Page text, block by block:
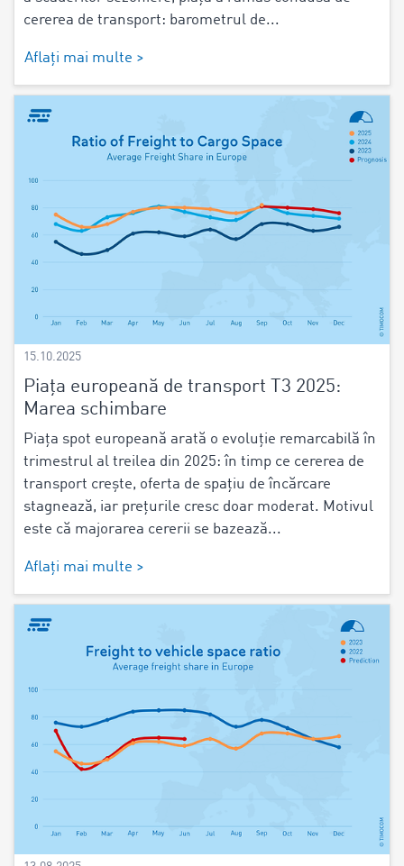
cererea de transport: barometrul de...
Aflați mai multe >
15.10.2025
Piața europeană de transport T3 2025:
Marea schimbare
Piața spot europeană arată o evoluție remarcabilă în
trimestrul al treilea din 2025: în timp ce cererea de
transport crește, oferta de spațiu de încărcare
stagnează, iar prețurile cresc doar moderat. Motivul
este că majorarea cererii se bazează...
Aflați mai multe >